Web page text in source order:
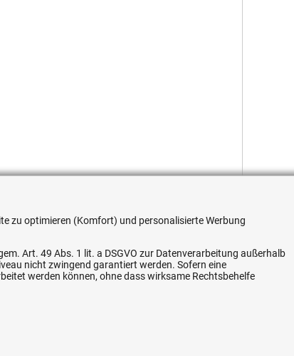
Flexible Zahlung
zu optimieren (Komfort) und personalisierte Werbung
Art. 49 Abs. 1 lit. a DSGVO zur Datenverarbeitung außerhalb
nicht zwingend garantiert werden. Sofern eine
werden können, ohne dass wirksame Rechtsbehelfe